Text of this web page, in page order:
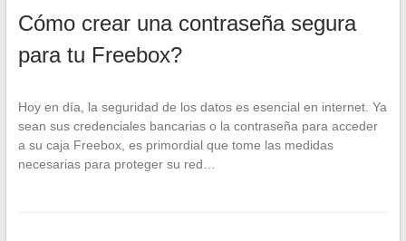
Cómo crear una contraseña segura
para tu Freebox?
Hoy en día, la seguridad de los datos es esencial en internet. Ya
sean sus credenciales bancarias o la contraseña para acceder
a su caja Freebox, es primordial que tome las medidas
necesarias para proteger su red…